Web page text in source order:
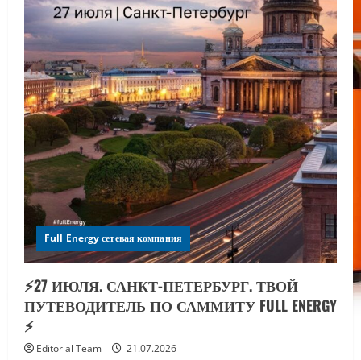
Full Energy сетевая компания
⚡️27 ИЮЛЯ. САНКТ-ПЕТЕРБУРГ. ТВОЙ
ПУТЕВОДИТЕЛЬ ПО САММИТУ FULL ENERGY
⚡️
Editorial Team 21.07.2026